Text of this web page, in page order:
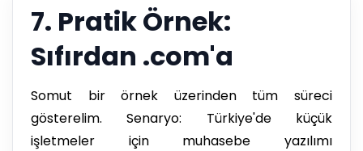
7. Pratik Örnek:
Sıfırdan .com'a
Somut bir örnek üzerinden tüm süreci
gösterelim. Senaryo: Türkiye'de küçük
işletmeler için muhasebe yazılımı